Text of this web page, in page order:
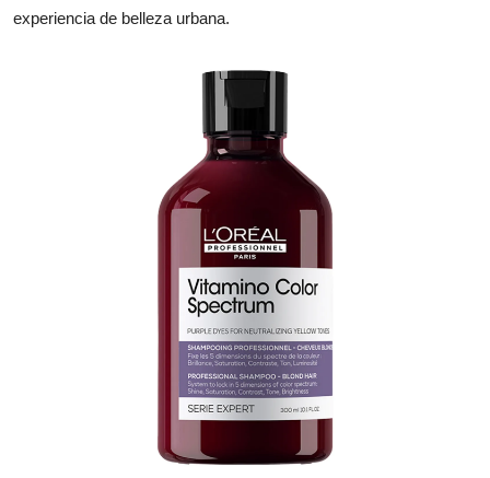
experiencia de belleza urbana.